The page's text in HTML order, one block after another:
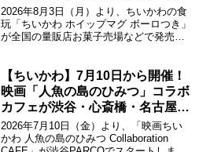
すぎる
2026年8月3日（月）より、ちいかわの食
玩「ちいかわ ホイップマグ ボーロつき」
が全国の量販店お菓子売場などで発売さ
楽しい食玩です。ちいかわ ホイップマグ
ボーロつき「ちいかわ ホイップマグ ボー
ロつき」は、ホイップクリームの...
【ちいかわ】7月10日から開催！
映画「人魚の島のひみつ」コラボ
カフェが渋谷・心斎橋・名古屋に
期間限定オープン
2026年7月10日（金）より、「映画ちい
かわ 人魚の島のひみつ Collaboration